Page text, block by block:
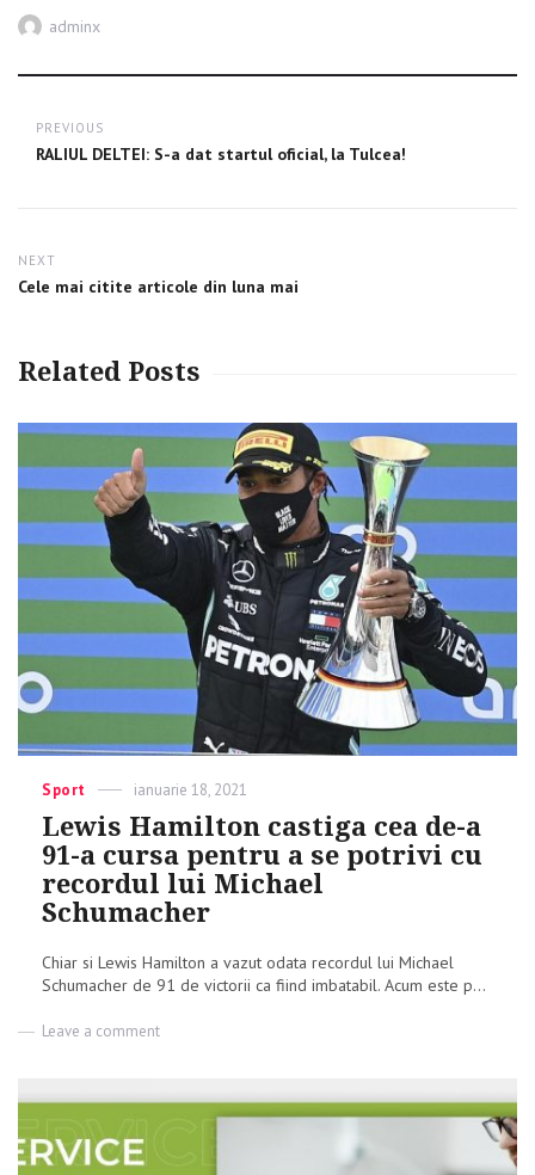
Author
adminx
navigation
PREVIOUS
Previous
RALIUL DELTEI: S-a dat startul oficial, la Tulcea!
NEXT
Next
Cele mai citite articole din luna mai
Related Posts
Categories
Sport
Posted
ianuarie 18, 2021
Lewis Hamilton castiga cea de-a
91-a cursa pentru a se potrivi cu
recordul lui Michael
Schumacher
Chiar si Lewis Hamilton a vazut odata recordul lui Michael
Schumacher de 91 de victorii ca fiind imbatabil. Acum este p...
Leave a comment
castiga